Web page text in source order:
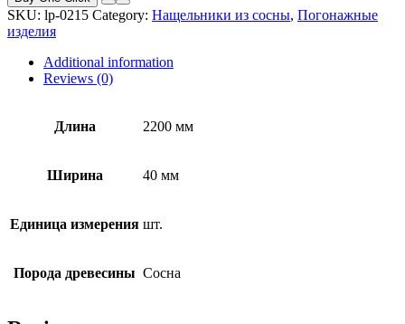
SKU: lp-0215 Category: Нащельники из сосны, Погонажные
изделия
Additional information
Reviews (0)
Длина 2200 мм
Ширина 40 мм
Единица измерения шт.
Порода древесины Сосна